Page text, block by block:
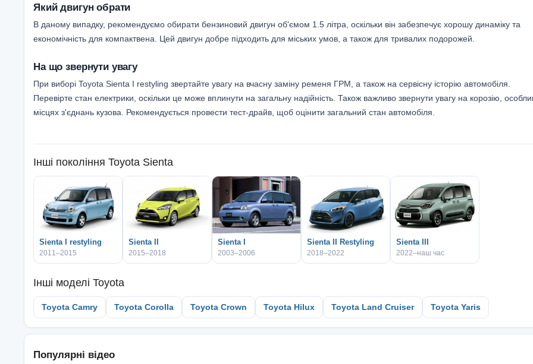
Який двигун обрати
В даному випадку, рекомендуємо обирати бензиновий двигун об'ємом 1.5 літра, оскільки він забезпечує хорошу динаміку та
економічність для компактвена. Цей двигун добре підходить для міських умов, а також для тривалих подорожей.
На що звернути увагу
При виборі Toyota Sienta I restyling звертайте увагу на вчасну заміну ременя ГРМ, а також на сервісну історію автомобіля.
Перевірте стан електрики, оскільки це може вплинути на загальну надійність. Також важливо звернути увагу на корозію,
місцях з'єднань кузова. Рекомендується провести тест-драйв, щоб оцінити загальний стан автомобіля.
Інші покоління Toyota Sienta
Sienta I restyling
2011–2015
Sienta II
2015–2018
Sienta I
2003–2006
Sienta II Restyling
2018–2022
Sienta III
2022–наш час
Інші моделі Toyota
Toyota Camry Toyota Corolla Toyota Crown Toyota Hilux Toyota Land Cruiser Toyota Yaris
Популярні відео